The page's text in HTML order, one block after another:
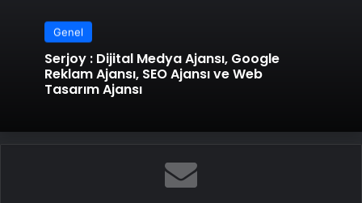
Genel
Serjoy : Dijital Medya Ajansı, Google
Reklam Ajansı, SEO Ajansı ve Web
Tasarım Ajansı